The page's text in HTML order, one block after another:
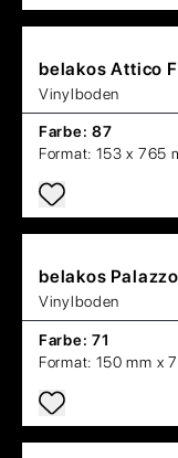
belakosAttico
Vinylboden
Farbe: 87
Format: 153 x 765
belakos
Vinylboden
Farbe: 71
Format: 150 mm x